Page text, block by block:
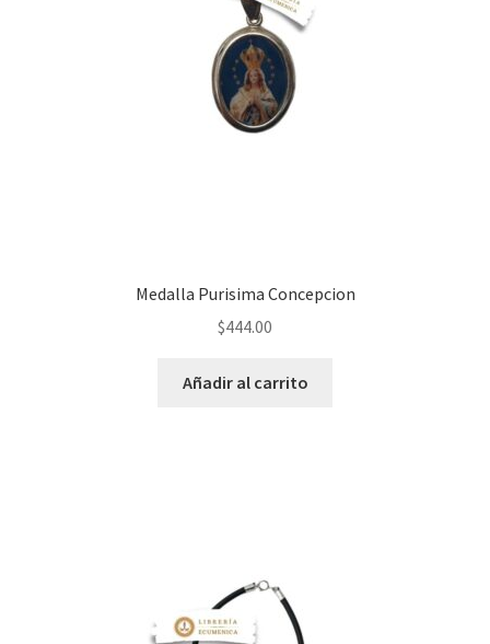
Medalla Purisima Concepcion
$444.00
Añadir al carrito